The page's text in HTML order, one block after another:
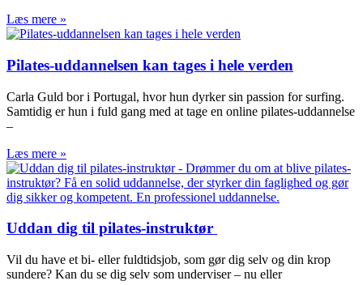
Læs mere »
Pilates-uddannelsen kan tages i hele verden
Carla Guld bor i Portugal, hvor hun dyrker sin passion for surfing.
Samtidig er hun i fuld gang med at tage en online pilates-uddannelse
–
Læs mere »
Uddan dig til pilates-instruktør ​
Vil du have et bi- eller fuldtidsjob, som gør dig selv og din krop
sundere? Kan du se dig selv som underviser – nu eller